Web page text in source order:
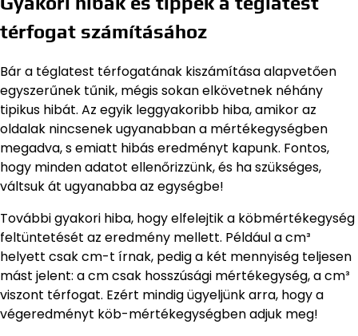
térfogat számításához
Bár a téglatest térfogatának kiszámítása alapvetően
egyszerűnek tűnik, mégis sokan elkövetnek néhány
tipikus hibát. Az egyik leggyakoribb hiba, amikor az
oldalak nincsenek ugyanabban a mértékegységben
megadva, s emiatt hibás eredményt kapunk. Fontos,
hogy minden adatot ellenőrizzünk, és ha szükséges,
váltsuk át ugyanabba az egységbe!
További gyakori hiba, hogy elfelejtik a köbmértékegység
feltüntetését az eredmény mellett. Például a cm³
helyett csak cm-t írnak, pedig a két mennyiség teljesen
mást jelent: a cm csak hosszúsági mértékegység, a cm³
viszont térfogat. Ezért mindig ügyeljünk arra, hogy a
végeredményt köb-mértékegységben adjuk meg!